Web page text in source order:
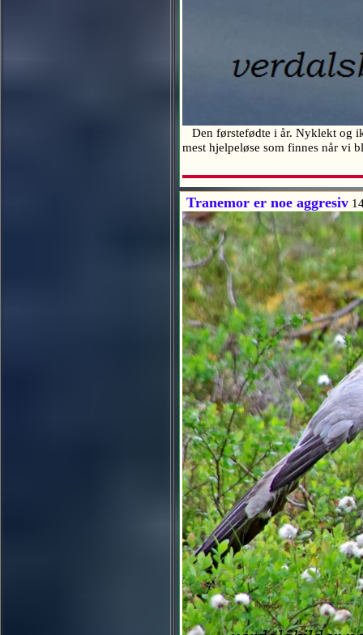
Den førstefødte i år. Nyklekt og
mest hjelpeløse som finnes når
Tranemor er noe aggresiv